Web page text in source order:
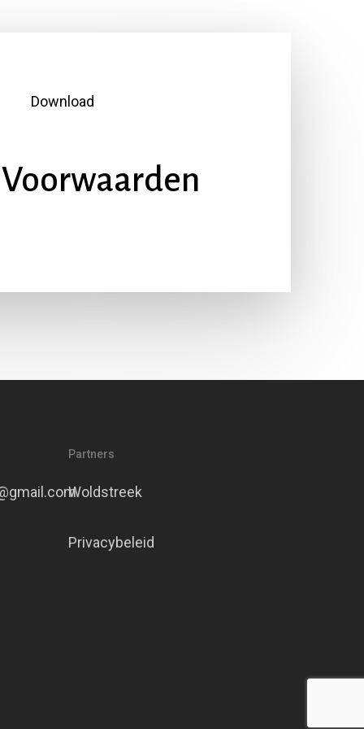
Download
Voorwaarden
Partners
Woldstreek
Privacybeleid